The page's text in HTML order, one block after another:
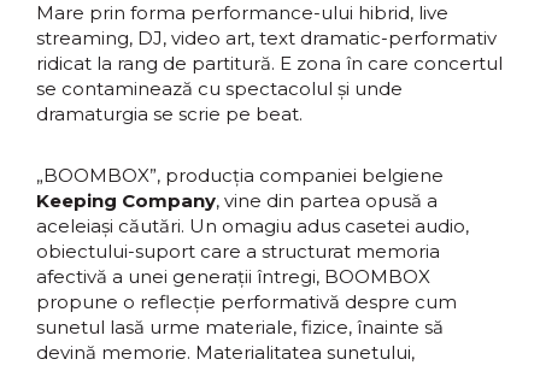
Mare prin forma performance-ului hibrid, live
streaming, DJ, video art, text dramatic-performativ
ridicat la rang de partitură. E zona în care concertul
se contaminează cu spectacolul și unde
dramaturgia se scrie pe beat.
„BOOMBOX”, producția companiei belgiene
Keeping Company, vine din partea opusă a
aceleiași căutări. Un omagiu adus casetei audio,
obiectului-suport care a structurat memoria
afectivă a unei generații întregi, BOOMBOX
propune o reflecție performativă despre cum
sunetul lasă urme materiale, fizice, înainte să
devină memorie. Materialitatea sunetului,